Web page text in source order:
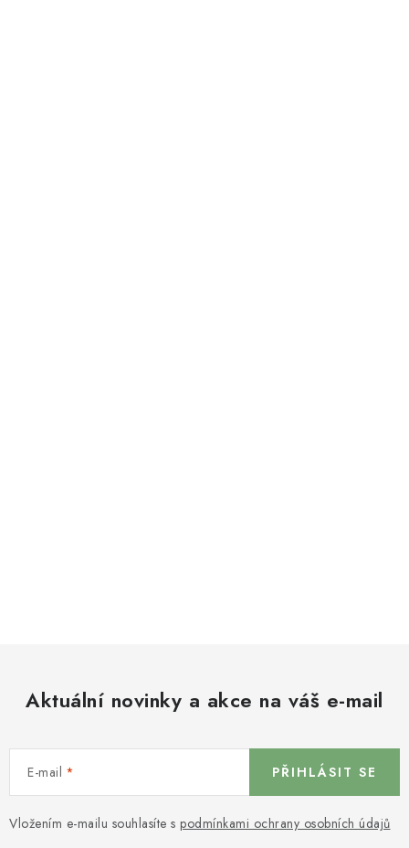
Aktuální novinky a akce na váš e-mail
E-mail
Vložením e-mailu souhlasíte s podmínkami ochrany osobních údajů
PŘIHLÁSIT SE